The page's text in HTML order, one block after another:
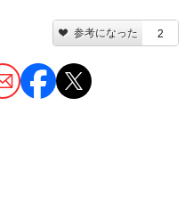
参考になった 2